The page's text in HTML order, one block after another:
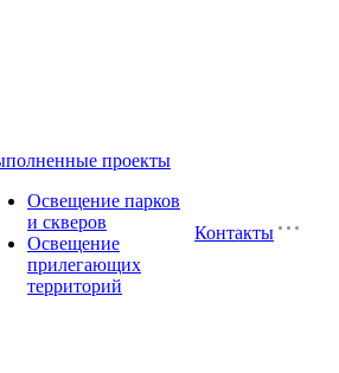
проекты
Освещение парков
и скверов
Освещение
прилегающих
территорий
Контакты